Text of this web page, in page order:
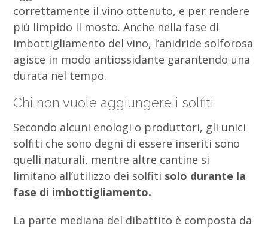
correttamente il vino ottenuto, e per rendere
più limpido il mosto. Anche nella fase di
imbottigliamento del vino, l’anidride solforosa
agisce in modo antiossidante garantendo una
durata nel tempo.
Chi non vuole aggiungere i solfiti
Secondo alcuni enologi o produttori, gli unici
solfiti che sono degni di essere inseriti sono
quelli naturali, mentre altre cantine si
limitano all’utilizzo dei solfiti solo durante la
fase di imbottigliamento.
La parte mediana del dibattito è composta da